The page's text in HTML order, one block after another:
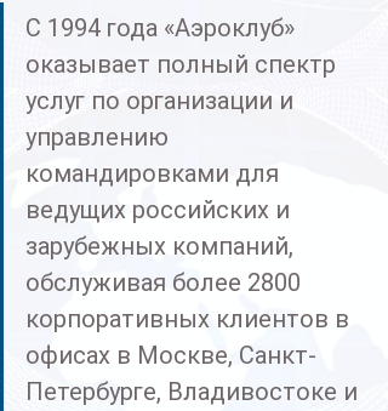
С 1994 года «Аэроклуб»
оказывает полный спектр
услуг по организации и
управлению
командировками для
ведущих российских и
зарубежных компаний,
обслуживая более 2800
корпоративных клиентов в
офисах в Москве, Санкт-
Петербурге, Владивостоке и